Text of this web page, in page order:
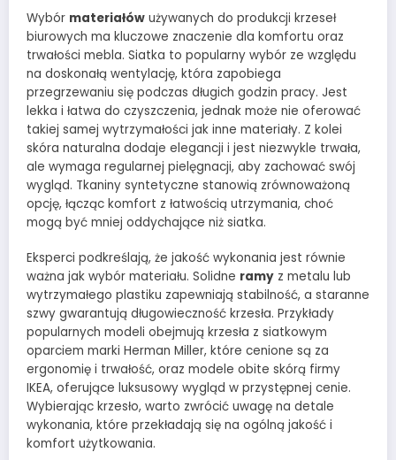
Wybór materiałów używanych do produkcji krzeseł
biurowych ma kluczowe znaczenie dla komfortu oraz
trwałości mebla. Siatka to popularny wybór ze względu
na doskonałą wentylację, która zapobiega
przegrzewaniu się podczas długich godzin pracy. Jest
lekka i łatwa do czyszczenia, jednak może nie oferować
takiej samej wytrzymałości jak inne materiały. Z kolei
skóra naturalna dodaje elegancji i jest niezwykle trwała,
ale wymaga regularnej pielęgnacji, aby zachować swój
wygląd. Tkaniny syntetyczne stanowią zrównoważoną
opcję, łącząc komfort z łatwością utrzymania, choć
mogą być mniej oddychające niż siatka.
Eksperci podkreślają, że jakość wykonania jest równie
ważna jak wybór materiału. Solidne ramy z metalu lub
wytrzymałego plastiku zapewniają stabilność, a staranne
szwy gwarantują długowieczność krzesła. Przykłady
popularnych modeli obejmują krzesła z siatkowym
oparciem marki Herman Miller, które cenione są za
ergonomię i trwałość, oraz modele obite skórą firmy
IKEA, oferujące luksusowy wygląd w przystępnej cenie.
Wybierając krzesło, warto zwrócić uwagę na detale
wykonania, które przekładają się na ogólną jakość i
komfort użytkowania.